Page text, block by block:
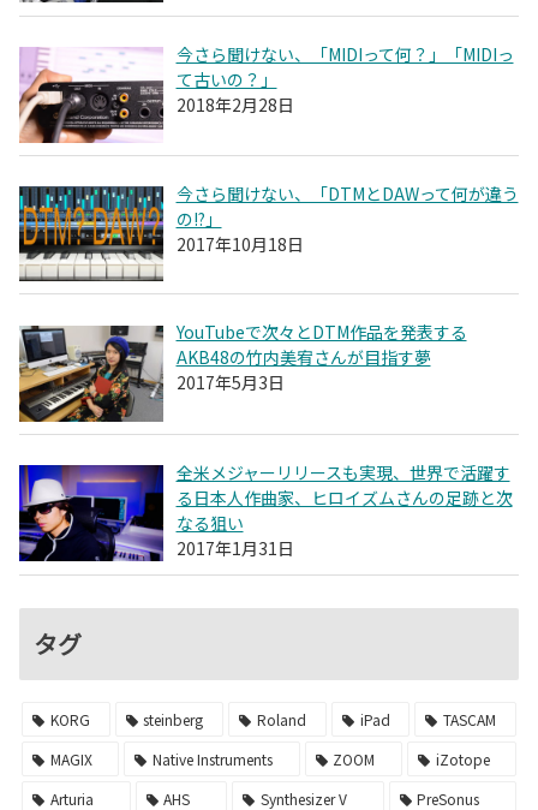
今さら聞けない、「MIDIって何？」「MIDIっ
て古いの？」
2018年2月28日
今さら聞けない、「DTMとDAWって何が違う
の!?」
2017年10月18日
YouTubeで次々とDTM作品を発表する
AKB48の竹内美宥さんが目指す夢
2017年5月3日
全米メジャーリリースも実現、世界で活躍す
る日本人作曲家、ヒロイズムさんの足跡と次
なる狙い
2017年1月31日
タグ
KORG steinberg Roland iPad
TASCAM
MAGIX
Native Instruments ZOOM
iZotope
Arturia
AHS Synthesizer V
PreSonus